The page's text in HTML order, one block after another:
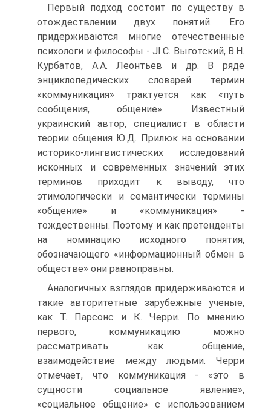
Первый подход состоит по существу в
отождествлении двух понятий. Его
придерживаются многие отечественные
психологи и философы - JI.C. Выготский, В.Н.
Курбатов, А.А. Леонтьев и др. В ряде
энциклопедических словарей термин
«коммуникация» трактуется как «путь
сообщения, общение». Известный
украинский автор, специалист в области
теории общения Ю.Д. Прилюк на основании
историко-лингвистических исследований
исконных и современных значений этих
терминов приходит к выводу, что
этимологически и семантически термины
«общение» и «коммуникация» -
тождественны. Поэтому и как претенденты
на номинацию исходного понятия,
обозначающего «информационный обмен в
обществе» они равноправны.
Аналогичных взглядов придерживаются и
такие авторитетные зарубежные ученые,
как Т. Парсонс и К. Черри. По мнению
первого, коммуникацию можно
рассматривать как общение,
взаимодействие между людьми. Черри
отмечает, что коммуникация - «это в
сущности социальное явление»,
«социальное общение» с использованием